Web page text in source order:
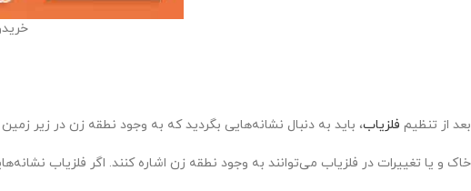
بعد از تنظیم فلزیاب، باید به دنبال نشانه‌هایی بگردید که به وجود نطقه زن در زیر زمین
خاک و یا تغییرات در فلزیاب می‌توانند به وجود نطقه زن اشاره کنند. اگر فلزیاب